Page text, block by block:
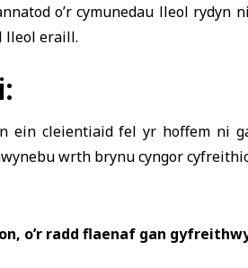
o’r cymunedau lleol rydyn
lleol eraill.
ein cleientiaid fel yr hoffem ni
wrth brynu cyngor
o’r radd flaenaf gan